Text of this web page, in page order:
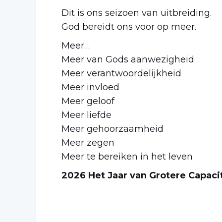
Dit is ons seizoen van uitbreiding.
God bereidt ons voor op meer.
Meer…
Meer van Gods aanwezigheid
Meer verantwoordelijkheid
Meer invloed
Meer geloof
Meer liefde
Meer gehoorzaamheid
Meer zegen
Meer te bereiken in het leven
2026 Het Jaar van Grotere